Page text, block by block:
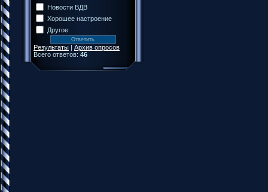
Новости ВДВ
Хорошее настроение
Другое
Результаты | Архив опросов
Всего ответов: 46